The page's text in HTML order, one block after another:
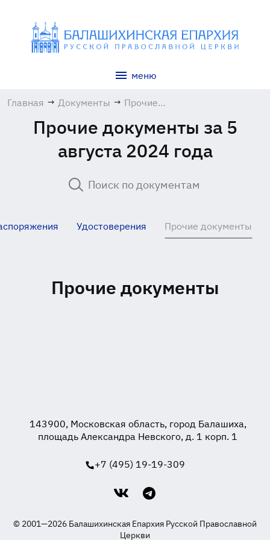
меню
Главная → Документы → Прочие
Прочие документы за 5
августа 2024 года
Удостоверения Прочие документы
Прочие документы
143900, Московская область, город Балашиха,
площадь Александра Невского, д. 1 корп. 1
+7 (495) 19-19-309
© 2001—2026 Балашихинская Епархия Русской Православной
Церкви